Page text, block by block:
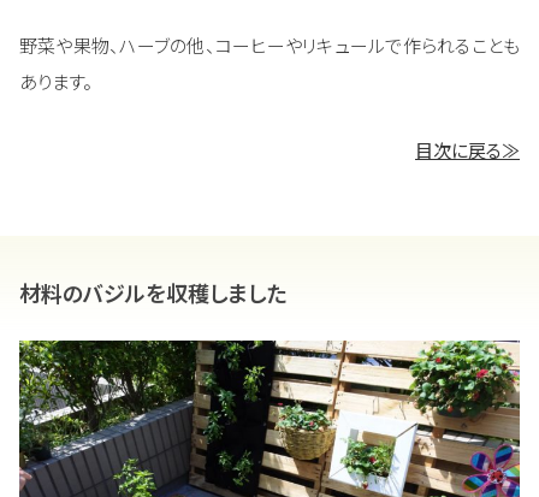
野菜や果物、ハーブの他、コーヒーやリキュールで作られることも
あります。
目次に戻る≫
材料のバジルを収穫しました